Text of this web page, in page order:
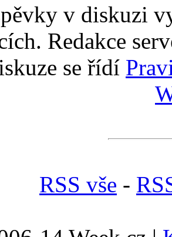
v diskuzi
Redakce
se řídí
RSS vše -